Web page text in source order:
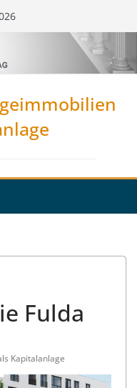
Fulda
Kapitalanlage